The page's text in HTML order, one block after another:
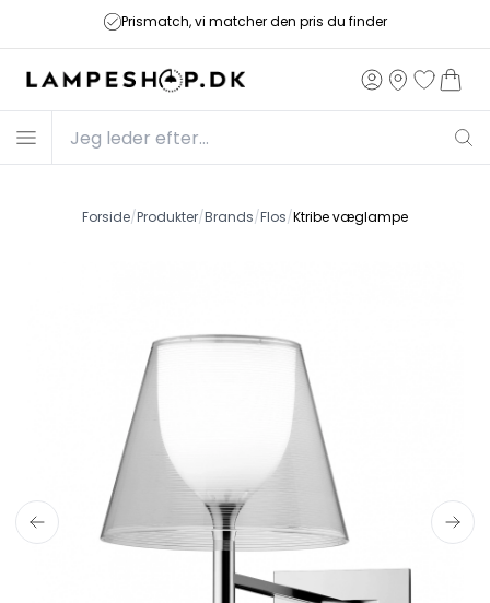
Prismatch, vi matcher den pris du finder
Forside/Produkter/Brands/Flos/Ktribe væglampe